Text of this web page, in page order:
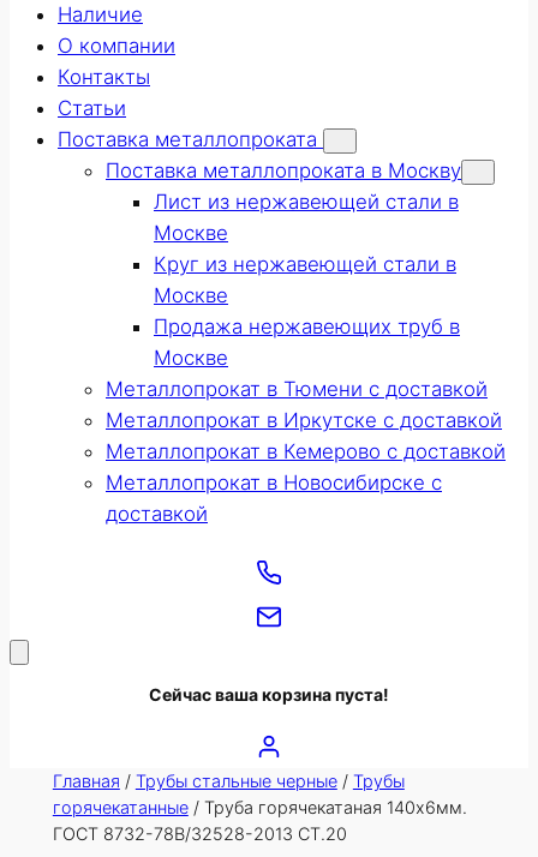
Наличие
О компании
Контакты
Статьи
Поставка металлопроката
Поставка металлопроката в Москву
Лист из нержавеющей стали в
Москве
Круг из нержавеющей стали в
Москве
Продажа нержавеющих труб в
Москве
Металлопрокат в Тюмени с доставкой
Металлопрокат в Иркутске с доставкой
Металлопрокат в Кемерово с доставкой
Металлопрокат в Новосибирске с
доставкой
Сейчас ваша корзина пуста!
Главная / Трубы стальные черные/ Трубы
горячекатанные/ Труба горячекатаная 140х6мм.
ГОСТ 8732-78В/32528-2013 СТ.20